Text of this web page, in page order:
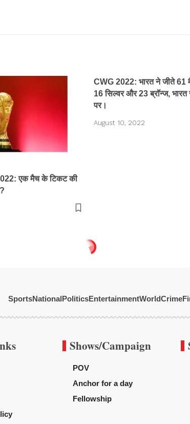
एक मैच के टिकट की
CWG 2022: भारत ने जीते 61
16 सिल्वर और 23 ब्रॉन्ज, भारत
पर।
August 10, 2022
SportsNationalPoliticsEntertainmentWorldCrime
Shows/Campaign
POV
Anchor for a day
Fellowship